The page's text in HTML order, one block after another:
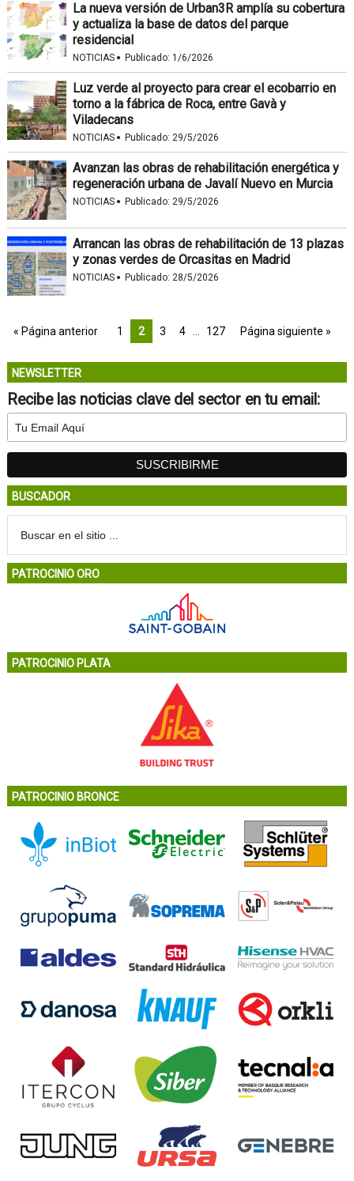
La nueva versión de Urban3R amplía su cobertura
y actualiza la base de datos del parque
residencial
NOTICIAS · Publicado: 1/6/2026
Luz verde al proyecto para crear el ecobarrio en
torno a la fábrica de Roca, entre Gavà y
Viladecans
NOTICIAS · Publicado: 29/5/2026
Avanzan las obras de rehabilitación energética y
regeneración urbana de Javalí Nuevo en Murcia
NOTICIAS · Publicado: 29/5/2026
Arrancan las obras de rehabilitación de 13 plazas
y zonas verdes de Orcasitas en Madrid
NOTICIAS · Publicado: 28/5/2026
« Página anterior 1 2 3 4 127 Página siguiente »
NEWSLETTER
Recibe las noticias clave del sector en tu email:
BUSCADOR
PATROCINIO ORO
PATROCINIO PLATA
PATROCINIO BRONCE